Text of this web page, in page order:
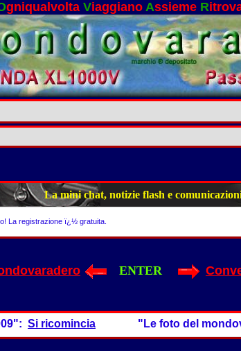
gniqualvolta Viaggiano Assieme R
La mini chat, notizie flash e
La registrazione ï¿½ gratuita.
ENTER
Si ricomincia "Le foto del